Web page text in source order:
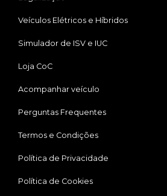
Veículos Elétricos e Híbridos
Simulador de ISV e IUC
Loja CoC
Acompanhar veículo
Perguntas Frequentes
Termos e Condições
Política de Privacidade
Política de Cookies